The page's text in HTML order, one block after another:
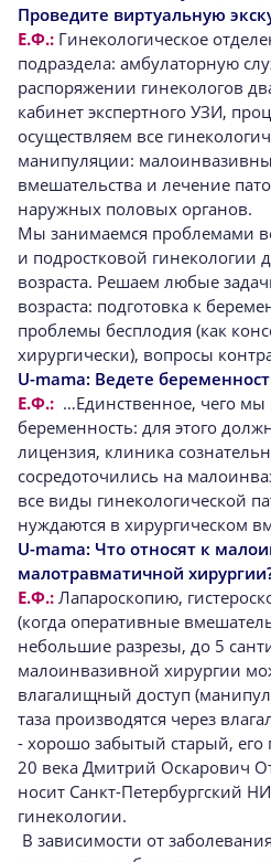
Проведите виртуальную
Е.Ф.: Гинекологическое
подраздела: амбулаторную
распоряжении гинекологов
кабинет экспертного УЗИ,
осуществляем все
манипуляции:
вмешательства и лечение
наружных половых органов.
Мы занимаемся проблемами
и подростковой гинекологии
возраста. Решаем любые
возраста: подготовка к
проблемы бесплодия (как
хирургически), вопросы
U-mama: Ведете
Е.Ф.: …Единственное, чего мы
беременность: для этого
лицензия, клиника
сосредоточились на
все виды гинекологической
нуждаются в хирургическом
U-mama: Что относят к
малотравматичной
Е.Ф.: Лапароскопию,
(когда оперативные
небольшие разрезы, до 5
малоинвазивной хирургии
влагалищный доступ
таза производятся через
- хорошо забытый старый,
20 века Дмитрий Оскарович
носит Санкт-Петербургский
гинекологии.
В зависимости от